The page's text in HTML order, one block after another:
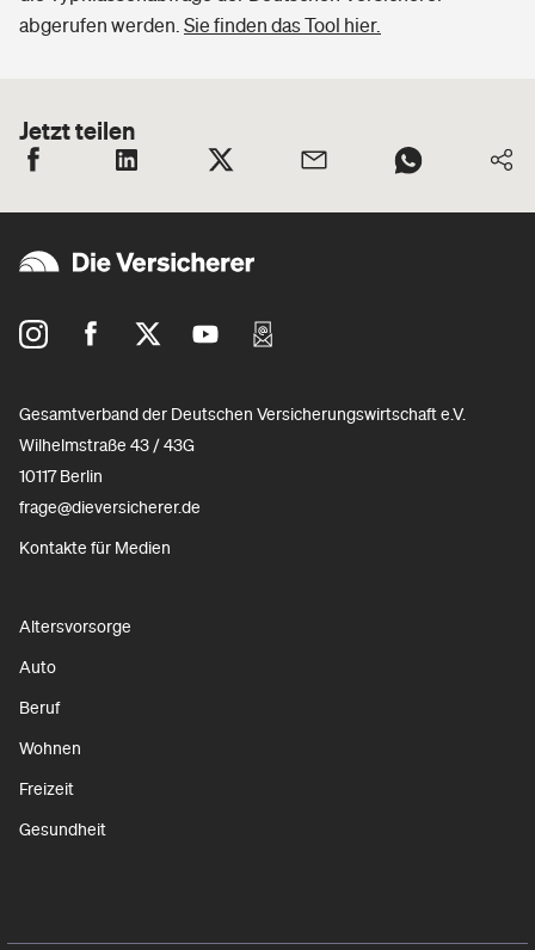
abgerufen werden. Sie finden das Tool hier.
Jetzt teilen
Gesamtverband der Deutschen Versicherungswirtschaft e.V.
Wilhelmstraße 43 / 43G
10117 Berlin
frage@dieversicherer.de
Kontakte für Medien
Altersvorsorge
Auto
Beruf
Wohnen
Freizeit
Gesundheit